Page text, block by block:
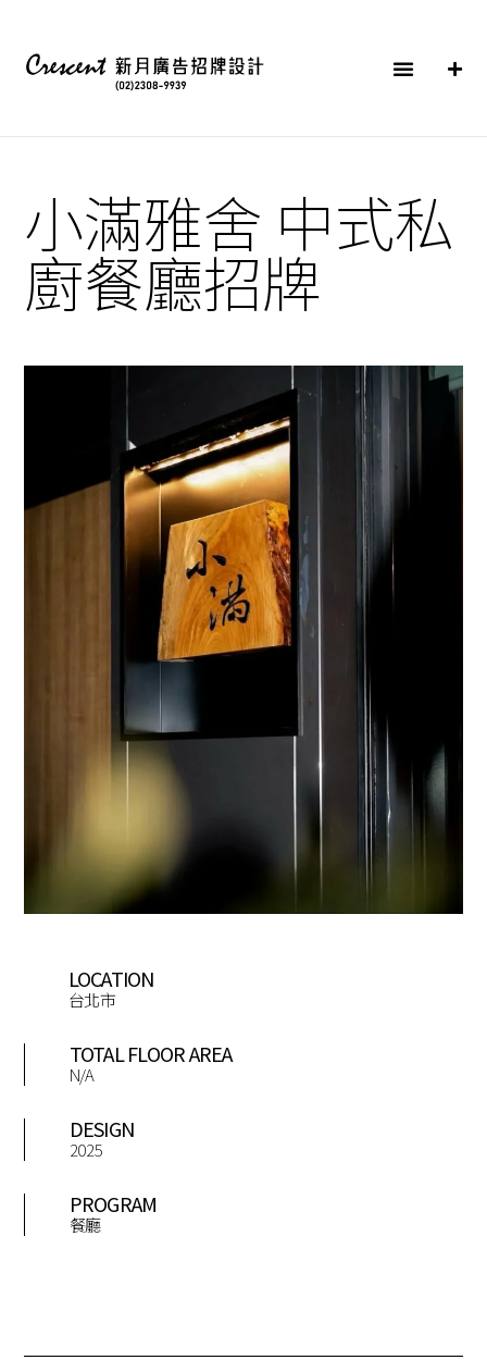
小滿雅舍 中式私
廚餐廳招牌
LOCATION
台北市
TOTAL FLOOR AREA
N/A
DESIGN
2025
PROGRAM
餐廳